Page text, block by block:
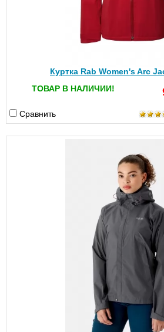
Куртка Rab Women's Arc
ТОВАР В НАЛИЧИИ!
Сравнить